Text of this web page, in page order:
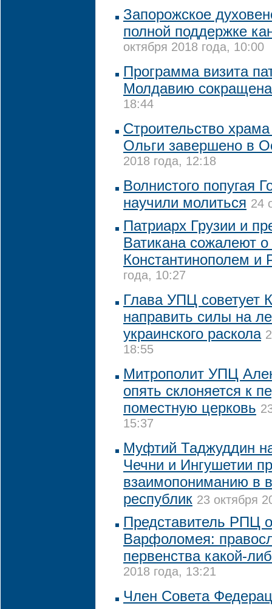
Запорожское
полной поддержке
октября 2018 года, 10:00
Программа визита
Молдавию сокращена
18:44
Строительство
Ольги завершено в
2018 года, 12:18
Волнистого попугая
научили молиться 24
Патриарх Грузии и
Ватикана сожалеют
Константинополем и
года, 10:27
Глава УПЦ советует
направить силы на
украинского раскола
18:55
Митрополит УПЦ
опять склоняется к
поместную церковь
15:37
Муфтий Таджуддин
Чечни и Ингушетии
взаимопониманию в
республик 23 октября
Представитель РПЦ
Варфоломея:
первенства какой-
2018 года, 13:21
Член Совета